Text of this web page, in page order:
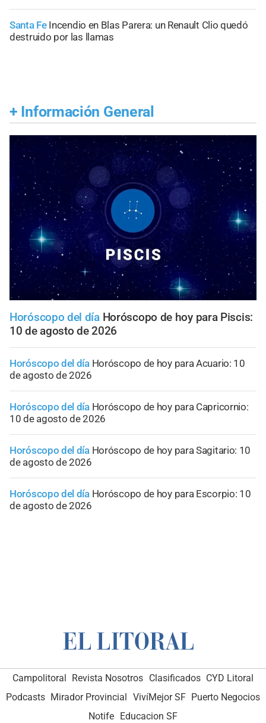
Santa Fe Incendio en Blas Parera: un Renault Clio quedó
destruido por las llamas
+ Información General
Horóscopo del día Horóscopo de hoy para Piscis:
10 de agosto de 2026
Horóscopo del día Horóscopo de hoy para Acuario: 10
de agosto de 2026
Horóscopo del día Horóscopo de hoy para Capricornio:
10 de agosto de 2026
Horóscopo del día Horóscopo de hoy para Sagitario: 10
de agosto de 2026
Horóscopo del día Horóscopo de hoy para Escorpio: 10
de agosto de 2026
Campolitoral Revista Nosotros Clasificados CYD Litoral
Podcasts Mirador Provincial VivíMejor SF Puerto Negocios
Notife
Educacion SF